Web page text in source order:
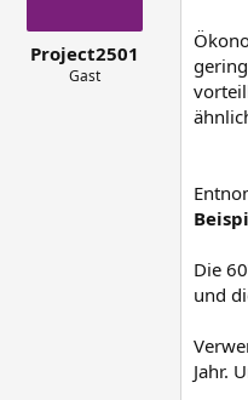
Project2501
Gast
Die
und
Jahr.